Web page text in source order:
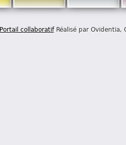
Portail collaboratifRéalisé par Ovidentia,